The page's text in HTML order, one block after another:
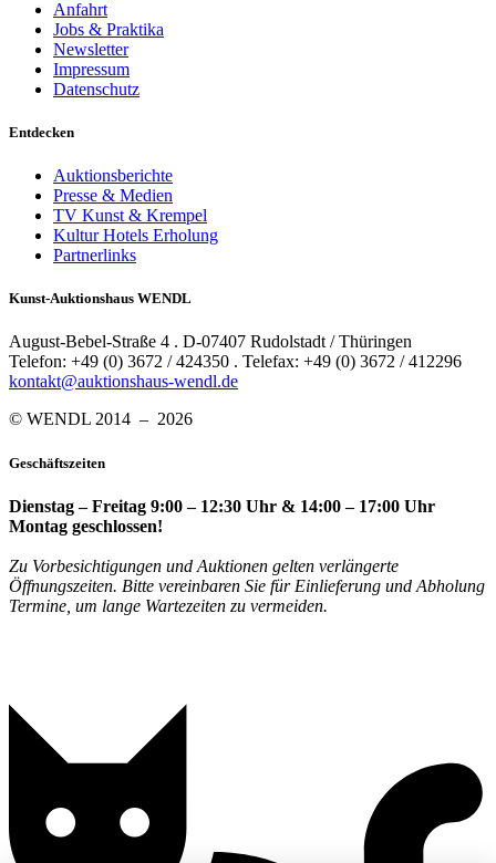
Anfahrt
Jobs & Praktika
Newsletter
Impressum
Datenschutz
Entdecken
Auktionsberichte
Presse & Medien
TV Kunst & Krempel
Kultur Hotels Erholung
Partnerlinks
Kunst-Auktionshaus WENDL
August-Bebel-Straße 4 . D-07407 Rudolstadt / Thüringen
Telefon: +49 (0) 3672 / 424350 . Telefax: +49 (0) 3672 / 412296
kontakt@auktionshaus-wendl.de
© WENDL 2014 – 2026
Geschäftszeiten
Dienstag – Freitag 9:00 – 12:30 Uhr & 14:00 – 17:00 Uhr
Montag geschlossen!
Zu Vorbesichtigungen und Auktionen gelten verlängerte
Öffnungszeiten. Bitte vereinbaren Sie für Einlieferung und Abholung
Termine, um lange Wartezeiten zu vermeiden.